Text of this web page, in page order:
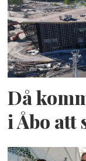
Då
i Åbo att